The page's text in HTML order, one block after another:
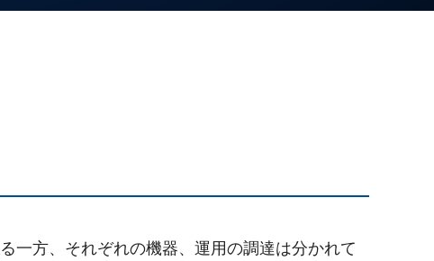
一方、それぞれの機器、運用の調達は分かれて